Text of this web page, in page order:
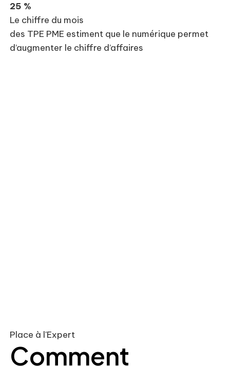
25 %
Le chiffre du mois
des TPE PME estiment que le numérique permet
d’augmenter le chiffre d’affaires
Place à l'Expert
Comment